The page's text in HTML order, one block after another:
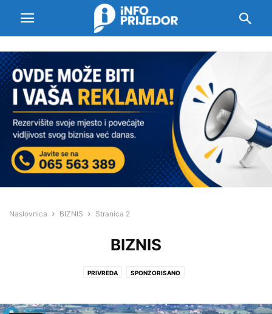
Naslovnica BIZNIS Stranica 2
BIZNIS
PRIVREDA SPONZORISANO